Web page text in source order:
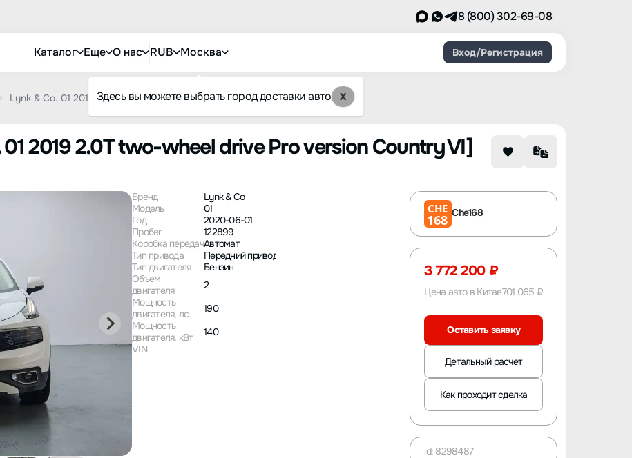
8 (800) 302-69-08
Каталог Еще О нас RUB Москва
Здесь вы можете выбрать город доставки авто X
Вход/Регистрация
Lynk & Co. 01 2019 2.0T two-wheel drive Pro version Country VI
2019 2.0T two-wheel drive Pro version Country VI]
Бренд
Lynk & Co
Модель
01
Год
2020-06-01
Пробег
122899
Коробка передачАвтомат
Тип привода
Передний привод
Тип двигателя
Бензин
Объем
двигателя
2
Мощность
двигателя, лс
190
Мощность
двигателя, кВт
140
VIN
CHE
168 Che168
3 772 200 ₽
Цена авто в Китае701 065 ₽
Оставить заявку
Детальный расчет
Как проходит сделка
id: 8298487